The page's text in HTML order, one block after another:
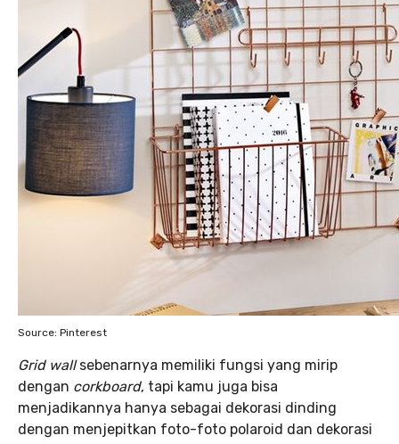
Source: Pinterest
Grid wallsebenarnya memiliki fungsi yang mirip
dengan corkboard, tapi kamu juga bisa
menjadikannya hanya sebagai dekorasi dinding
dengan menjepitkan foto-foto polaroid dan dekorasi